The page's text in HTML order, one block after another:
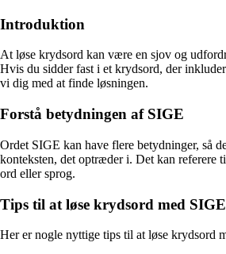
Introduktion
At løse krydsord kan være en sjov og
Hvis du sidder fast i et krydsord, der
vi dig med at finde løsningen.
Forstå betydningen af SIGE
Ordet SIGE kan have flere betydninger, så
konteksten, det optræder i. Det kan referere
ord eller sprog.
Tips til at løse krydsord med SIGE
Her er nogle nyttige tips til at løse krydsord